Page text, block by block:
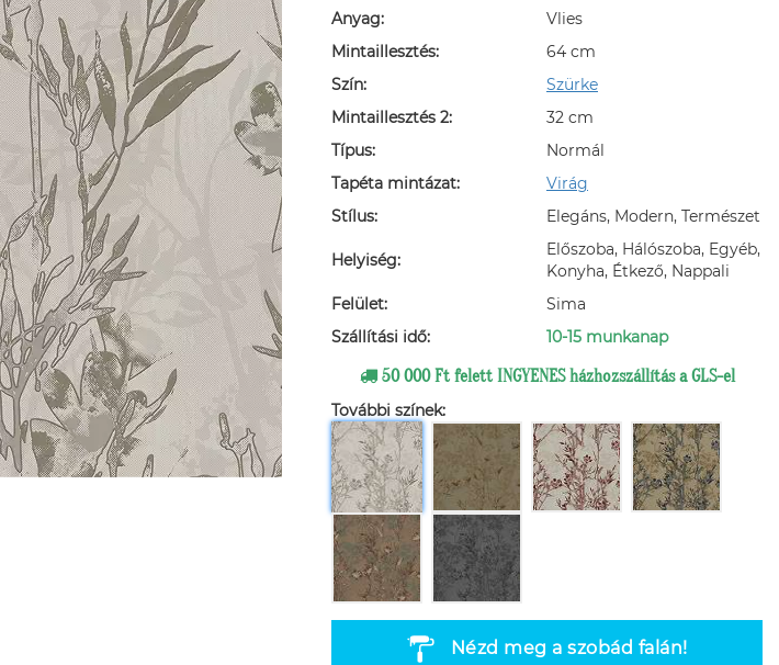
Anyag:
Vlies
Mintaillesztés:
64 cm
Szín:
Szürke
Mintaillesztés 2:
32 cm
Típus:
Normál
Tapéta mintázat:
Virág
Stílus:
Elegáns, Modern, Természet
Helyiség:
Előszoba, Hálószoba, Egyéb,
Konyha, Étkező, Nappali
Felület:
Sima
Szállítási idő:
10-15 munkanap
50 000 Ft felett INGYENES házhozszállítás a GLS-el
További színek:
Nézd meg a szobád falán!